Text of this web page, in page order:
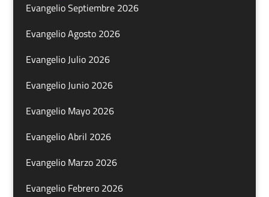
Evangelio Septiembre 2026
Evangelio Agosto 2026
Evangelio Julio 2026
Evangelio Junio 2026
Evangelio Mayo 2026
Evangelio Abril 2026
Evangelio Marzo 2026
Evangelio Febrero 2026